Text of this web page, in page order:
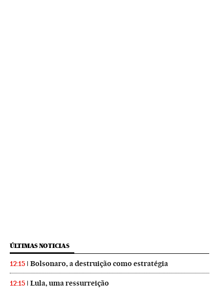
ÚLTIMAS NOTICIAS
12:15 Bolsonaro, a destruição como estratégia
12:15 Lula, uma ressurreição